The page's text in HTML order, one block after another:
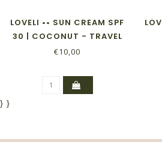
LOVELI •• SUN CREAM SPF
30 | COCONUT - TRAVEL
SIZE
€10,00
} }